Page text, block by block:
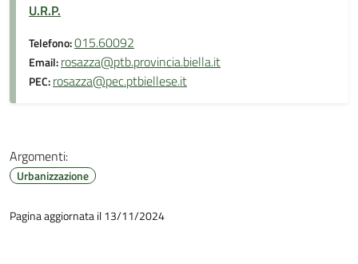
U.R.P.
Telefono:015.60092
Email:rosazza@ptb.provincia.biella.it
PEC:rosazza@pec.ptbiellese.it
Argomenti:
Urbanizzazione
Pagina aggiornata il 13/11/2024